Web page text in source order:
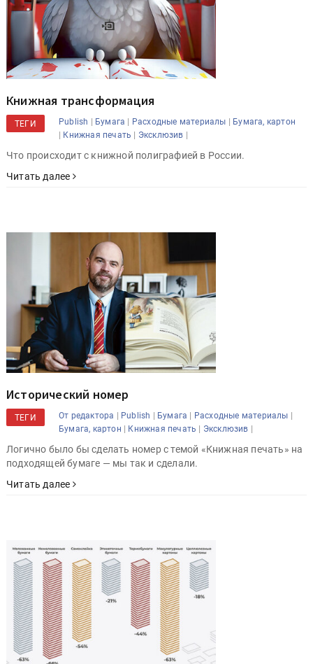
Книжная трансформация
ТЕГИ Publish | Бумага | Расходные материалы | Бумага, картон
| Книжная печать | Эксклюзив |
Что происходит с книжной полиграфией в России.
Читать далее
Исторический номер
ТЕГИ От редактора | Publish | Бумага | Расходные материалы |
Бумага, картон | Книжная печать | Эксклюзив |
Логично было бы сделать номер с темой «Книжная печать» на
подходящей бумаге — мы так и сделали.
Читать далее